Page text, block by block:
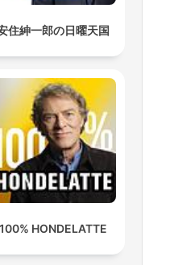
住紳一郎の日曜天国
100% HONDELATTE